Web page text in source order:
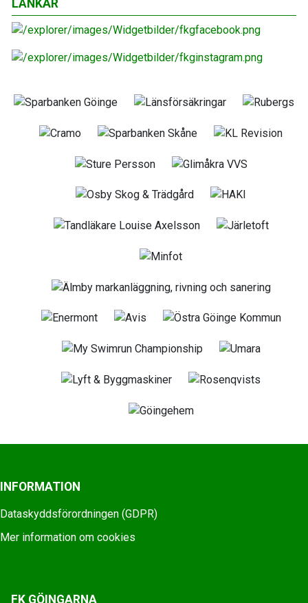
LÄNKAR
INFORMATION
Dataskyddsförordningen (GDPR)
Mer information om cookies
FK GÖINGARNA